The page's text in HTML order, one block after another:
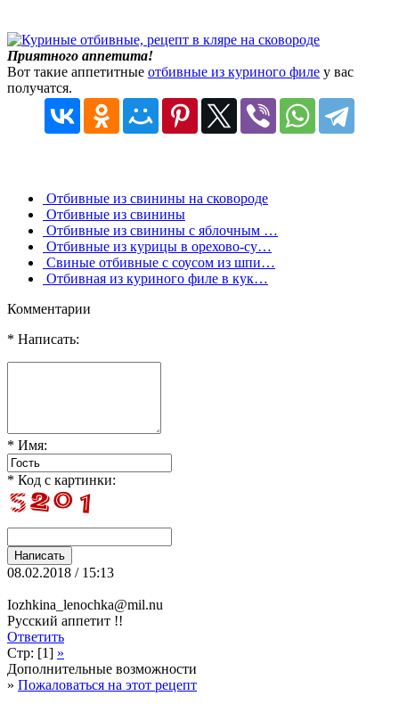
Приятного аппетита!
Вот такие аппетитные отбивные из куриного филе у вас
получатся.
Отбивные из свинины на сковороде
Отбивные из свинины
Отбивные из свинины с яблочным …
Отбивные из курицы в орехово-су…
Свиные отбивные с соусом из шпи…
Отбивная из куриного филе в кук…
Комментарии
* Написать:
* Имя:
* Код с картинки:
08.02.2018 / 15:13
Iozhkina_lenochka@mil.nu
Русский аппетит !!
Ответить
Стр: [1] »
Дополнительные возможности
» Пожаловаться на этот рецепт